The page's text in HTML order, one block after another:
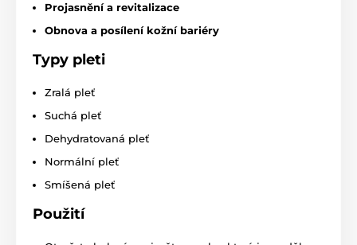
Projasnění a revitalizace
Obnova a posílení kožní bariéry
Typy pleti
Zralá pleť
Suchá pleť
Dehydratovaná pleť
Normální pleť
Smíšená pleť
Použití